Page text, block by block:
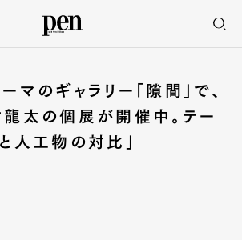
マのギャラリー「隙間」で、
龍太の個展が開催中。テー
人工物の対比」